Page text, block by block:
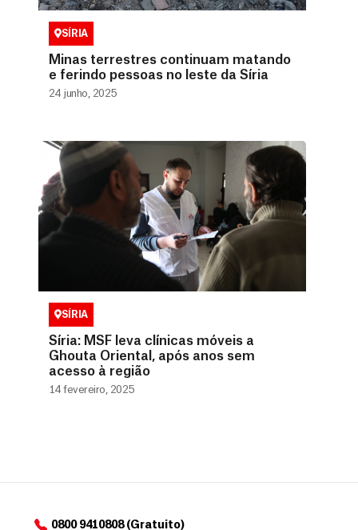
SÍRIA
Minas terrestres continuam matando
e ferindo pessoas no leste da Síria
24 junho, 2025
SÍRIA
Síria: MSF leva clínicas móveis a
Ghouta Oriental, após anos sem
acesso à região
14 fevereiro, 2025
0800 9410808 (Gratuito)